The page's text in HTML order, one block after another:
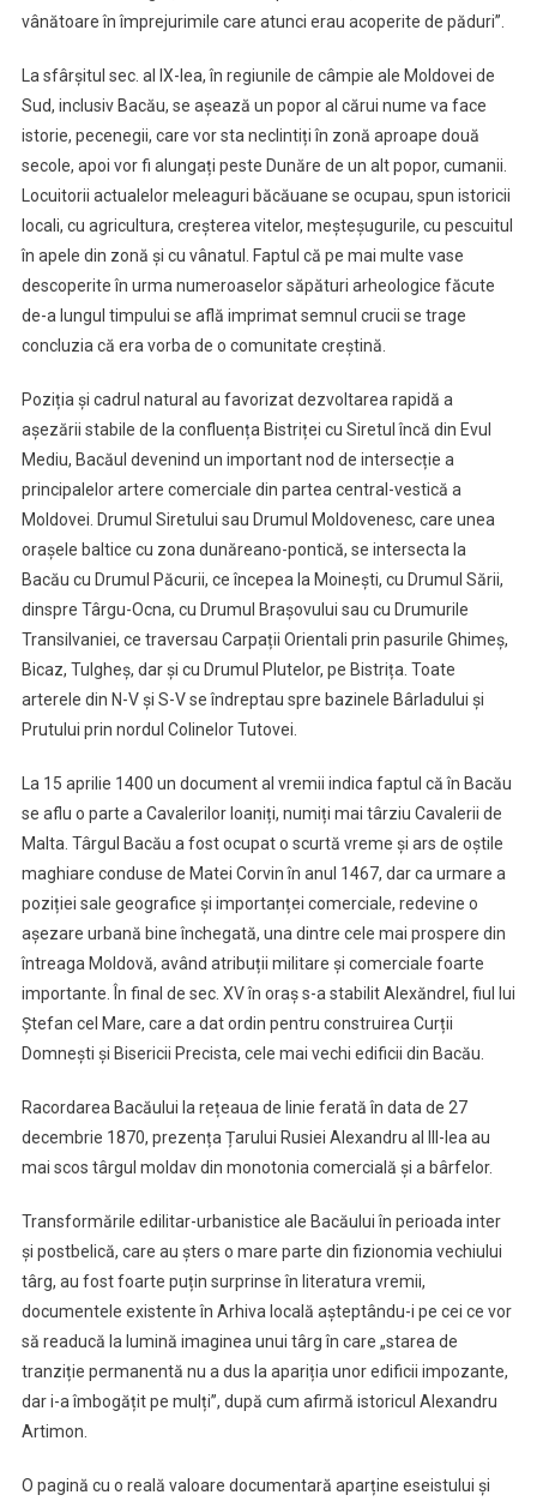
vânătoare în împrejurimile care atunci erau acoperite de păduri”.
La sfârșitul sec. al IX-lea, în regiunile de câmpie ale Moldovei de
Sud, inclusiv Bacău, se așează un popor al cărui nume va face
istorie, pecenegii, care vor sta neclintiți în zonă aproape două
secole, apoi vor fi alungați peste Dunăre de un alt popor, cumanii.
Locuitorii actualelor meleaguri băcăuane se ocupau, spun istoricii
locali, cu agricultura, creșterea vitelor, meșteșugurile, cu pescuitul
în apele din zonă și cu vânatul. Faptul că pe mai multe vase
descoperite în urma numeroaselor săpături arheologice făcute
de-a lungul timpului se află imprimat semnul crucii se trage
concluzia că era vorba de o comunitate creștină.
Poziția și cadrul natural au favorizat dezvoltarea rapidă a
așezării stabile de la confluența Bistriței cu Siretul încă din Evul
Mediu, Bacăul devenind un important nod de intersecție a
principalelor artere comerciale din partea central-vestică a
Moldovei. Drumul Siretului sau Drumul Moldovenesc, care unea
orașele baltice cu zona dunăreano-pontică, se intersecta la
Bacău cu Drumul Păcurii, ce începea la Moinești, cu Drumul Sării,
dinspre Târgu-Ocna, cu Drumul Brașovului sau cu Drumurile
Transilvaniei, ce traversau Carpații Orientali prin pasurile Ghimeș,
Bicaz, Tulgheș, dar și cu Drumul Plutelor, pe Bistrița. Toate
arterele din N-V și S-V se îndreptau spre bazinele Bârladului și
Prutului prin nordul Colinelor Tutovei.
La 15 aprilie 1400 un document al vremii indica faptul că în Bacău
se aflu o parte a Cavalerilor Ioaniți, numiți mai târziu Cavalerii de
Malta. Târgul Bacău a fost ocupat o scurtă vreme și ars de oștile
maghiare conduse de Matei Corvin în anul 1467, dar ca urmare a
poziției sale geografice și importanței comerciale, redevine o
așezare urbană bine închegată, una dintre cele mai prospere din
întreaga Moldovă, având atribuții militare și comerciale foarte
importante. În final de sec. XV în oraș s-a stabilit Alexăndrel, fiul lui
Ștefan cel Mare, care a dat ordin pentru construirea Curții
Domnești și Bisericii Precista, cele mai vechi edificii din Bacău.
Racordarea Bacăului la rețeaua de linie ferată în data de 27
decembrie 1870, prezența Țarului Rusiei Alexandru al III-lea au
mai scos târgul moldav din monotonia comercială și a bârfelor.
Transformările edilitar-urbanistice ale Bacăului în perioada inter
și postbelică, care au șters o mare parte din fizionomia vechiului
târg, au fost foarte puțin surprinse în literatura vremii,
documentele existente în Arhiva locală așteptându-i pe cei ce vor
să readucă la lumină imaginea unui târg în care „starea de
tranziție permanentă nu a dus la apariția unor edificii impozante,
dar i-a îmbogățit pe mulți”, după cum afirmă istoricul Alexandru
Artimon.
O pagină cu o reală valoare documentară aparține eseistului și